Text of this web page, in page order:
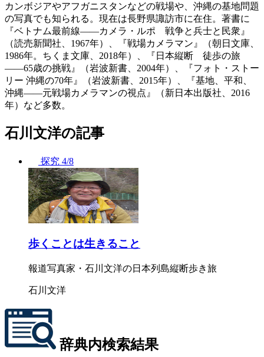
カンボジアやアフガニスタンなどの戦場や、沖縄の基地問題
の写真でも知られる。現在は長野県諏訪市に在住。著書に
『ベトナム最前線――カメラ・ルポ 戦争と兵士と民衆』
（読売新聞社、1967年）、『戦場カメラマン』（朝日文庫、
1986年。ちくま文庫、2018年）、『日本縦断 徒歩の旅
――65歳の挑戦』（岩波新書、2004年）、『フォト・ストー
リー 沖縄の70年』（岩波新書、2015年）、『基地、平和、
沖縄――元戦場カメラマンの視点』（新日本出版社、2016
年）など多数。
石川文洋の記事
探究 4/8
歩くことは生きること
報道写真家・石川文洋の日本列島縦断歩き旅
石川文洋
辞典内検索結果